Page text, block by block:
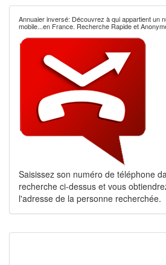
Annuaier inversé: Découvrez à qui appartient un
mobile...en France. Recherche Rapide et
Saisissez son numéro de téléphone
recherche ci-dessus et vous
l'adresse de la personne recherchée.